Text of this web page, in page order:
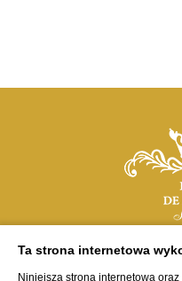
Via del Corso, 117
Ta strona internetowa
Niniejsza strona internetowa